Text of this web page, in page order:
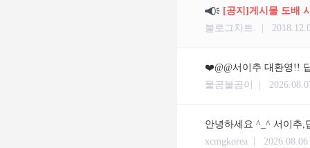
[공지]게시물 도배
블로그차트. |
❤️@@서이추 대환영!!
물곰불곰이 |
안녕하세요 ^_^ 서이추,
xcmgkorea |